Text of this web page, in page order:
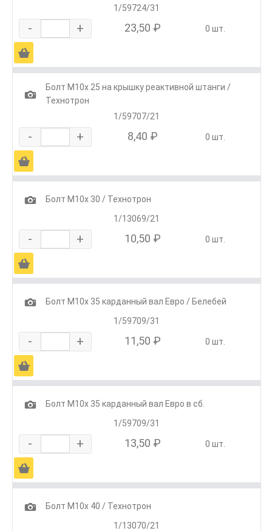
1/59724/31
- + 23,50 ₽ 0 шт.
Ä
1
Болт М10х 25 на крышку реактивной штанги /
Технотрон
1/59707/21
- + 8,40 ₽ 0 шт.
Ä
1
Болт М10х 30 / Технотрон
1/13069/21
- + 10,50 ₽ 0 шт.
Ä
1
Болт М10х 35 карданный вал Евро / Белебей
1/59709/31
- + 11,50 ₽ 0 шт.
Ä
1
Болт М10х 35 карданный вал Евро в сб.
1/59709/31
- + 13,50 ₽ 0 шт.
Ä
1
Болт М10х 40 / Технотрон
1/13070/21